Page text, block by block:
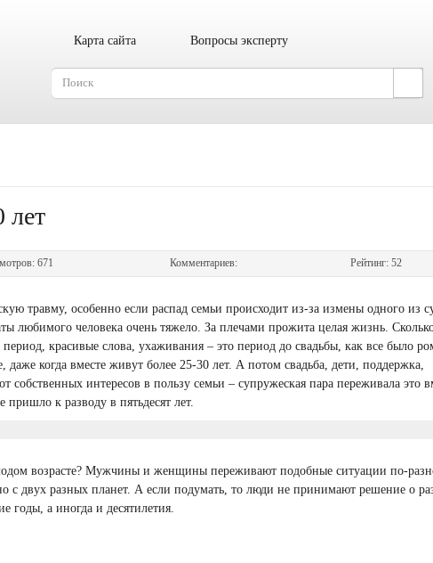
Карта сайта Вопросы эксперту
лет
671 Комментариев: Рейтинг: 52
травму, особенно если распад семьи происходит из-за измены одного из
любимого человека очень тяжело. За плечами прожита целая жизнь.
красивые слова, ухаживания – это период до свадьбы, как все было
когда вместе живут более 25-30 лет. А потом свадьба, дети, поддержка,
собственных интересов в пользу семьи – супружеская пара переживала это
пришло к разводу в пятьдесят лет.
возрасте? Мужчины и женщины переживают подобные ситуации по-
с двух разных планет. А если подумать, то люди не принимают решение о
годы, а иногда и десятилетия.